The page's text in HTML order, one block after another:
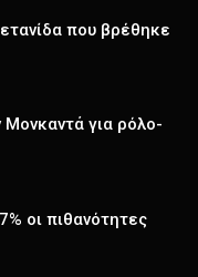
που βρέθηκε
Μονκαντά για ρόλο-
οι πιθανότητες